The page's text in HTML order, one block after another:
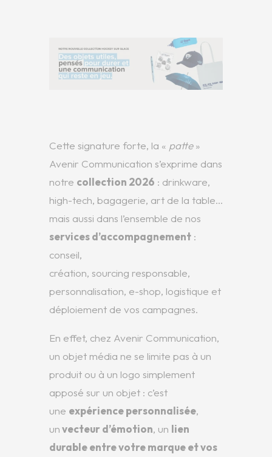
Cette signature forte, la « patte»
Avenir Communication s’exprime dans
notre collection 2026 : drinkware,
high-tech, bagagerie, art de la table…
mais aussi dans l’ensemble de nos
services d’accompagnement:
conseil,
création, sourcing responsable,
personnalisation, e-shop, logistique et
déploiement de vos campagnes.
En effet, chez Avenir Communication,
un objet média ne se limite pas à un
produit ou à un logo simplement
apposé sur un objet : c’est
une expérience personnalisée,
unvecteur d’émotion, un lien
durable entre votre marque et vos